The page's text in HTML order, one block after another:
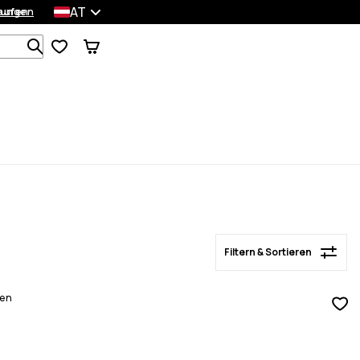
AT
Durchsuche 1 000+ Produkte
Filtern & Sortieren